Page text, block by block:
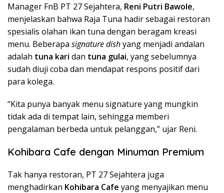
Manager FnB PT 27 Sejahtera, Reni Putri Bawole,
menjelaskan bahwa Raja Tuna hadir sebagai restoran
spesialis olahan ikan tuna dengan beragam kreasi
menu. Beberapa signature dishyang menjadi andalan
adalah tuna kari dan tuna gulai, yang sebelumnya
sudah diuji coba dan mendapat respons positif dari
para kolega.
“Kita punya banyak menu signature yang mungkin
tidak ada di tempat lain, sehingga memberi
pengalaman berbeda untuk pelanggan,” ujar Reni.
Kohibara Cafe dengan Minuman Premium
Tak hanya restoran, PT 27 Sejahtera juga
menghadirkan Kohibara Cafe yang menyajikan menu